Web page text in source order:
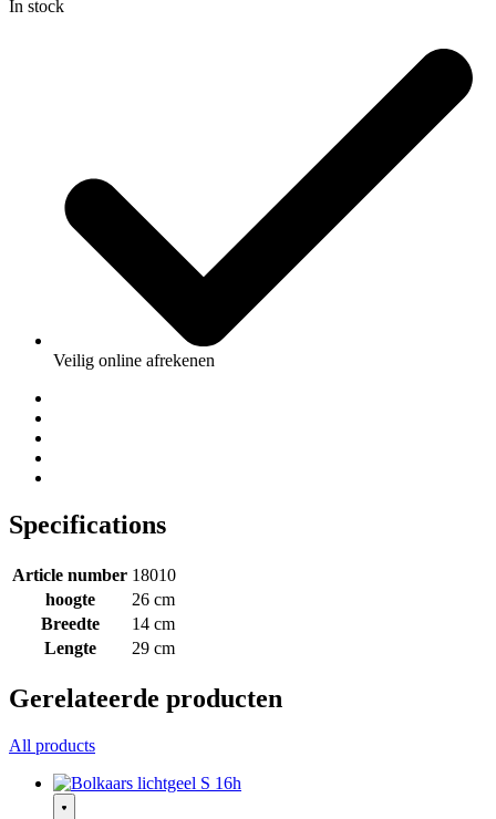
In stock
Veilig online afrekenen
Specifications
Article number 18010
hoogte
26 cm
Breedte
14 cm
Lengte
29 cm
Gerelateerde producten
All products